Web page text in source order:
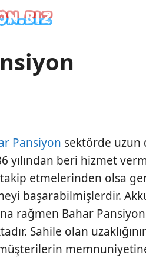
Pansiyon sektörde uzun
yılından beri hizmet
etmelerinden olsa
başarabilmişlerdir.
rağmen Bahar
Sahile olan